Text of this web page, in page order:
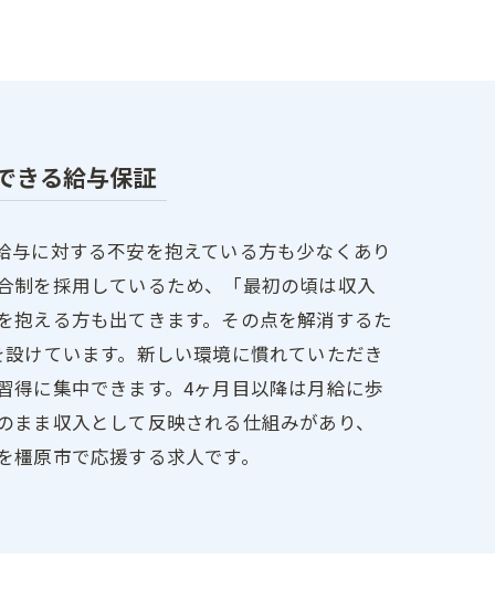
きる給与保証
に対する不安を抱えている方も少なくあり
制を採用しているため、「最初の頃は収入
抱える方も出てきます。その点を解消するた
けています。新しい環境に慣れていただき
得に集中できます。4ヶ月目以降は月給に歩
ま収入として反映される仕組みがあり、
原市で応援する求人です。